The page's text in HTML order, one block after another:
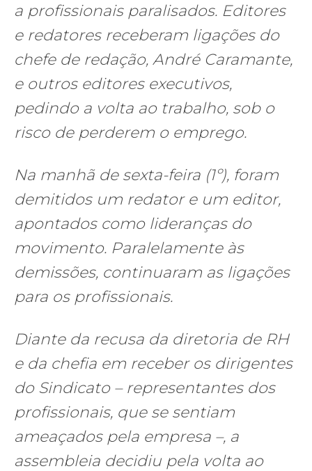
a profissionais paralisados. Editores
e redatores receberam ligações do
chefe de redação, André Caramante,
e outros editores executivos,
pedindo a volta ao trabalho, sob o
risco de perderem o emprego.
Na manhã de sexta-feira (1º), foram
demitidos um redator e um editor,
apontados como lideranças do
movimento. Paralelamente às
demissões, continuaram as ligações
para os profissionais.
Diante da recusa da diretoria de RH
e da chefia em receber os dirigentes
do Sindicato – representantes dos
profissionais, que se sentiam
ameaçados pela empresa –, a
assembleia decidiu pela volta ao